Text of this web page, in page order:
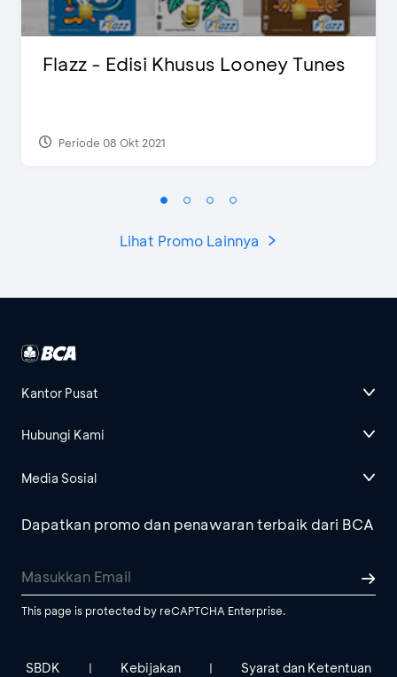
Flazz - Edisi Khusus Looney Tunes
Periode 08 Okt 2021
Lihat Promo Lainnya
Kantor Pusat
Hubungi Kami
Media Sosial
Dapatkan promo dan penawaran terbaik dari BCA
This page is protected by reCAPTCHA Enterprise.
SBDK | Kebijakan | Syarat dan Ketentuan